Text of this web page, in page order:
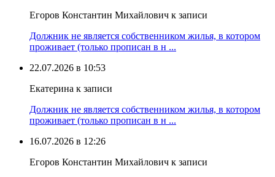
Егоров Константин Михайлович к записи
Должник не является собственником жилья, в котором
проживает (только прописан в н ...
22.07.2026 в 10:53
Екатерина к записи
Должник не является собственником жилья, в котором
проживает (только прописан в н ...
16.07.2026 в 12:26
Егоров Константин Михайлович к записи